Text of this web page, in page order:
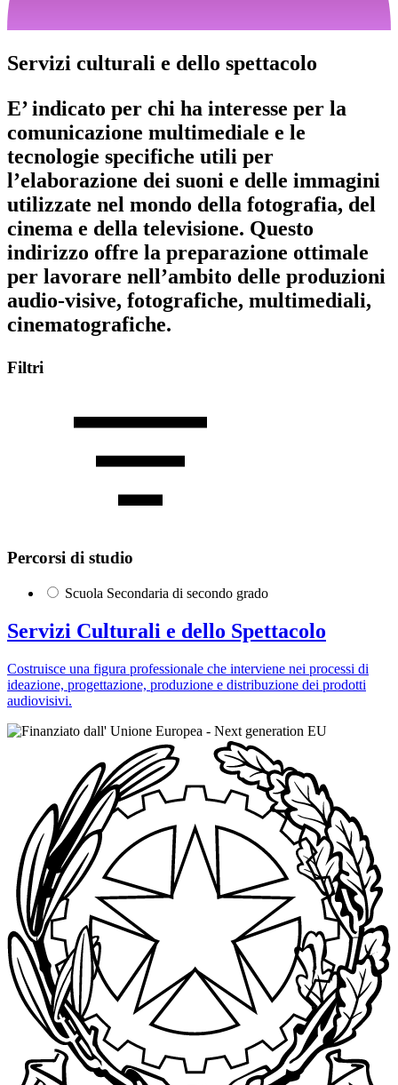
Servizi culturali e dello spettacolo
E’ indicato per chi ha interesse per la
comunicazione multimediale e le
tecnologie specifiche utili per
l’elaborazione dei suoni e delle immagini
utilizzate nel mondo della fotografia, del
cinema e della televisione. Questo
indirizzo offre la preparazione ottimale
per lavorare nell’ambito delle produzioni
audio-visive, fotografiche, multimediali,
cinematografiche.
Filtri
Percorsi di studio
Scuola Secondaria di secondo grado
Servizi Culturali e dello Spettacolo
Costruisce una figura professionale che interviene nei processi di
ideazione, progettazione, produzione e distribuzione dei prodotti
audiovisivi.